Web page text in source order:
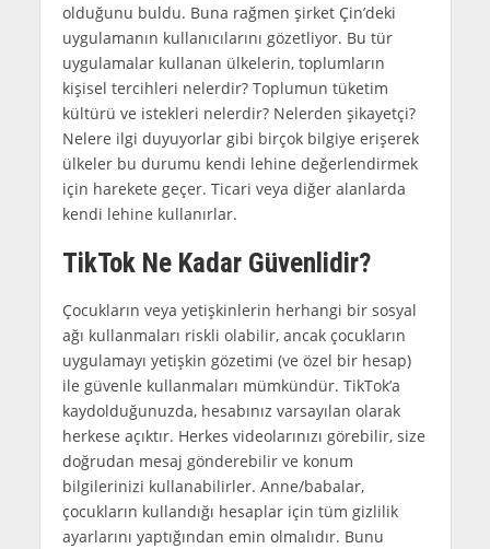
olduğunu buldu. Buna rağmen şirket Çin’deki
uygulamanın kullanıcılarını gözetliyor. Bu tür
uygulamalar kullanan ülkelerin, toplumların
kişisel tercihleri nelerdir? Toplumun tüketim
kültürü ve istekleri nelerdir? Nelerden şikayetçi?
Nelere ilgi duyuyorlar gibi birçok bilgiye erişerek
ülkeler bu durumu kendi lehine değerlendirmek
için harekete geçer. Ticari veya diğer alanlarda
kendi lehine kullanırlar.
TikTok Ne Kadar Güvenlidir?
Çocukların veya yetişkinlerin herhangi bir sosyal
ağı kullanmaları riskli olabilir, ancak çocukların
uygulamayı yetişkin gözetimi (ve özel bir hesap)
ile güvenle kullanmaları mümkündür. TikTok’a
kaydolduğunuzda, hesabınız varsayılan olarak
herkese açıktır. Herkes videolarınızı görebilir, size
doğrudan mesaj gönderebilir ve konum
bilgilerinizi kullanabilirler. Anne/babalar,
çocukların kullandığı hesaplar için tüm gizlilik
ayarlarını yaptığından emin olmalıdır. Bunu